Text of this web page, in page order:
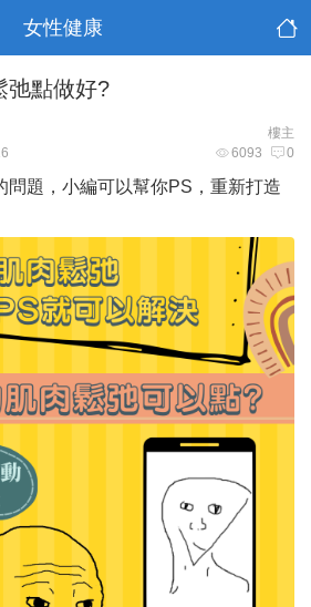
女性健康
弛點做好?
樓主
6093 0
問題，小編可以幫你PS，重新打造